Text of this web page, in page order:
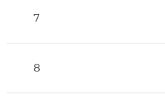
7
8